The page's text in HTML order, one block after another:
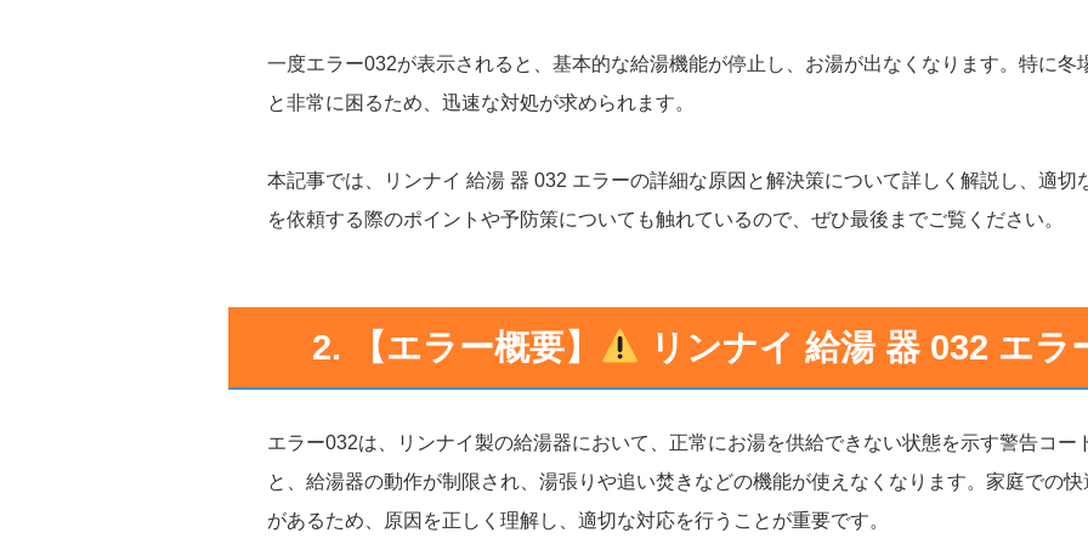
一度エラー032が表示されると、基本的な給湯機能が停止し、お湯が出なくなります。特に冬
と非常に困るため、迅速な対処が求められます。
本記事では、リンナイ 給湯 器 032 エラーの詳細な原因と解決策について詳しく解説し、適切
を依頼する際のポイントや予防策についても触れているので、ぜひ最後までご覧ください。
2. 【エラー概要】 リンナイ 給湯 器 032 エラ
エラー032は、リンナイ製の給湯器において、正常にお湯を供給できない状態を示す警告コー
と、給湯器の動作が制限され、湯張りや追い焚きなどの機能が使えなくなります。家庭での
があるため、原因を正しく理解し、適切な対応を行うことが重要です。